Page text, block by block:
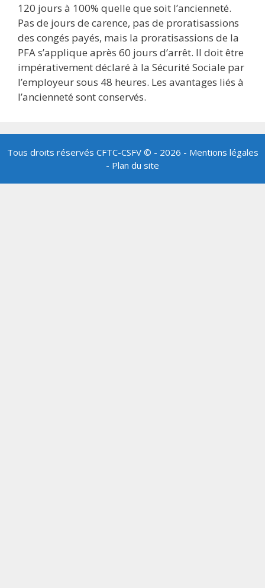
120 jours à 100% quelle que soit l’ancienneté.
Pas de jours de carence, pas de proratisassions
des congés payés, mais la proratisassions de la
PFA s’applique après 60 jours d’arrêt. Il doit être
impérativement déclaré à la Sécurité Sociale par
l’employeur sous 48 heures. Les avantages liés à
l’ancienneté sont conservés.
Tous droits réservés CFTC-CSFV© - 2026 - Mentions légales
- Plan du site